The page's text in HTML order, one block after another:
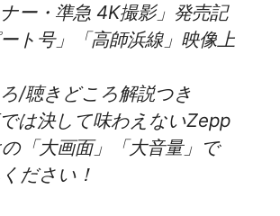
ー・準急 4K撮影」発売記
ト号」「高師浜線」映像上
ろ/聴きどころ解説つき
では決して味わえないZepp
「大画面」「大音量」で
ださい！